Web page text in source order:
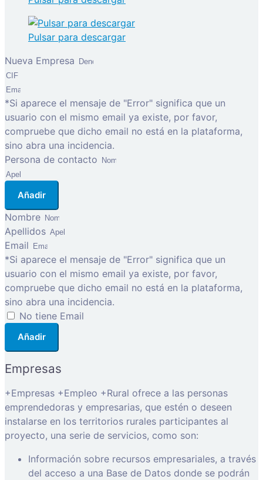
Pulsar para descargar
Nueva Empresa
*Si aparece el mensaje de "Error" significa que un
usuario con el mismo email ya existe, por favor,
compruebe que dicho email no está en la plataforma,
sino abra una incidencia.
Persona de contacto
Añadir
Nombre
Apellidos
Email
*Si aparece el mensaje de "Error" significa que un
usuario con el mismo email ya existe, por favor,
compruebe que dicho email no está en la plataforma,
sino abra una incidencia.
No tiene Email
Añadir
Empresas
+Empresas +Empleo +Rural ofrece a las personas
emprendedoras y empresarias, que estén o deseen
instalarse en los territorios rurales participantes al
proyecto, una serie de servicios, como son:
Información sobre recursos empresariales, a través
del acceso a una Base de Datos donde se podrán